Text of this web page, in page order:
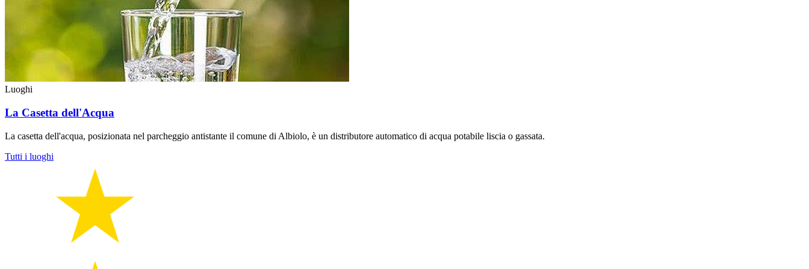
Luoghi
La Casetta dell'Acqua
La casetta dell'acqua, posizionata nel parcheggio antistante il comune di Albiolo, è un distributore automatico di acqua potabile liscia o gassata.
Tutti i luoghi